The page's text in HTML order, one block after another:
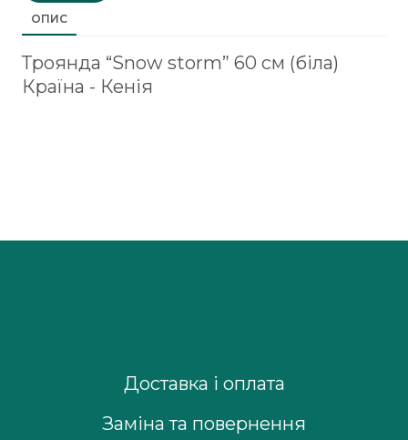
ОПИС
Троянда “Snow storm” 60 см (біла)
Країна - Кенія
Доставка і оплата
Заміна та повернення